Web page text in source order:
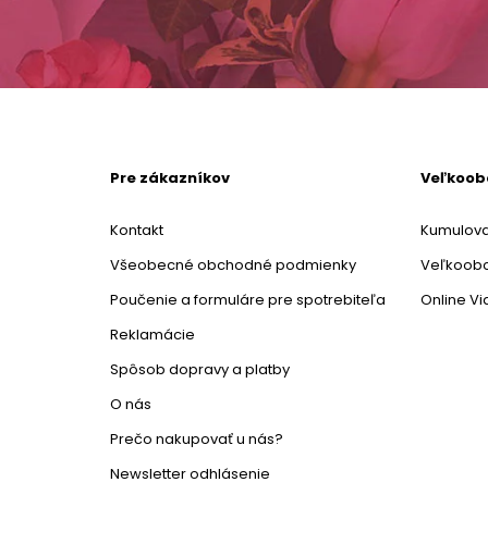
Pre zákazníkov
Kontakt
Všeobecné obchodné podmienky
Poučenie a formuláre pre spotrebiteľa
Reklamácie
Spôsob dopravy a platby
O nás
Prečo nakupovať u nás?
Newsletter odhlásenie
Online